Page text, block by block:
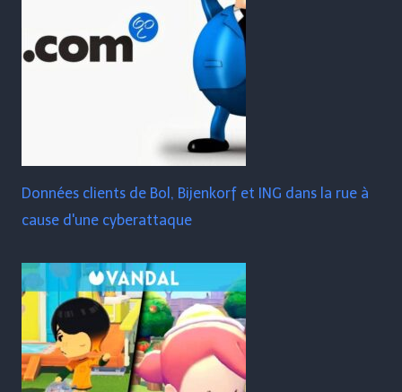
Données clients de Bol, Bijenkorf et ING dans la rue à
cause d'une cyberattaque